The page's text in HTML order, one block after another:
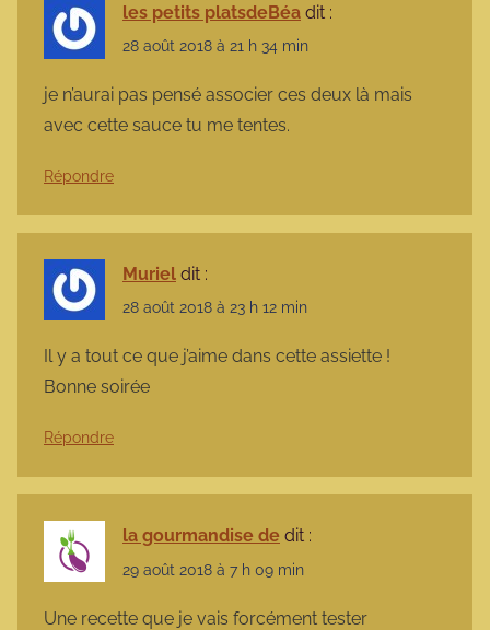
les petits platsdeBéa dit :
28 août 2018 à 21 h 34 min
je n’aurai pas pensé associer ces deux là mais
avec cette sauce tu me tentes.
Répondre
Muriel dit :
28 août 2018 à 23 h 12 min
Il y a tout ce que j’aime dans cette assiette !
Bonne soirée
Répondre
la gourmandise de dit :
29 août 2018 à 7 h 09 min
Une recette que je vais forcément tester